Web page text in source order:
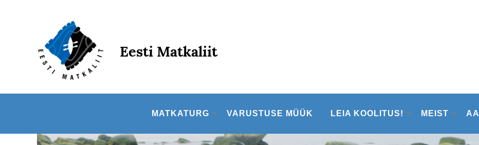
Eesti Matkaliit
MATKATURG VARUSTUSE MÜÜK LEIA KOOLITUS! MEIST